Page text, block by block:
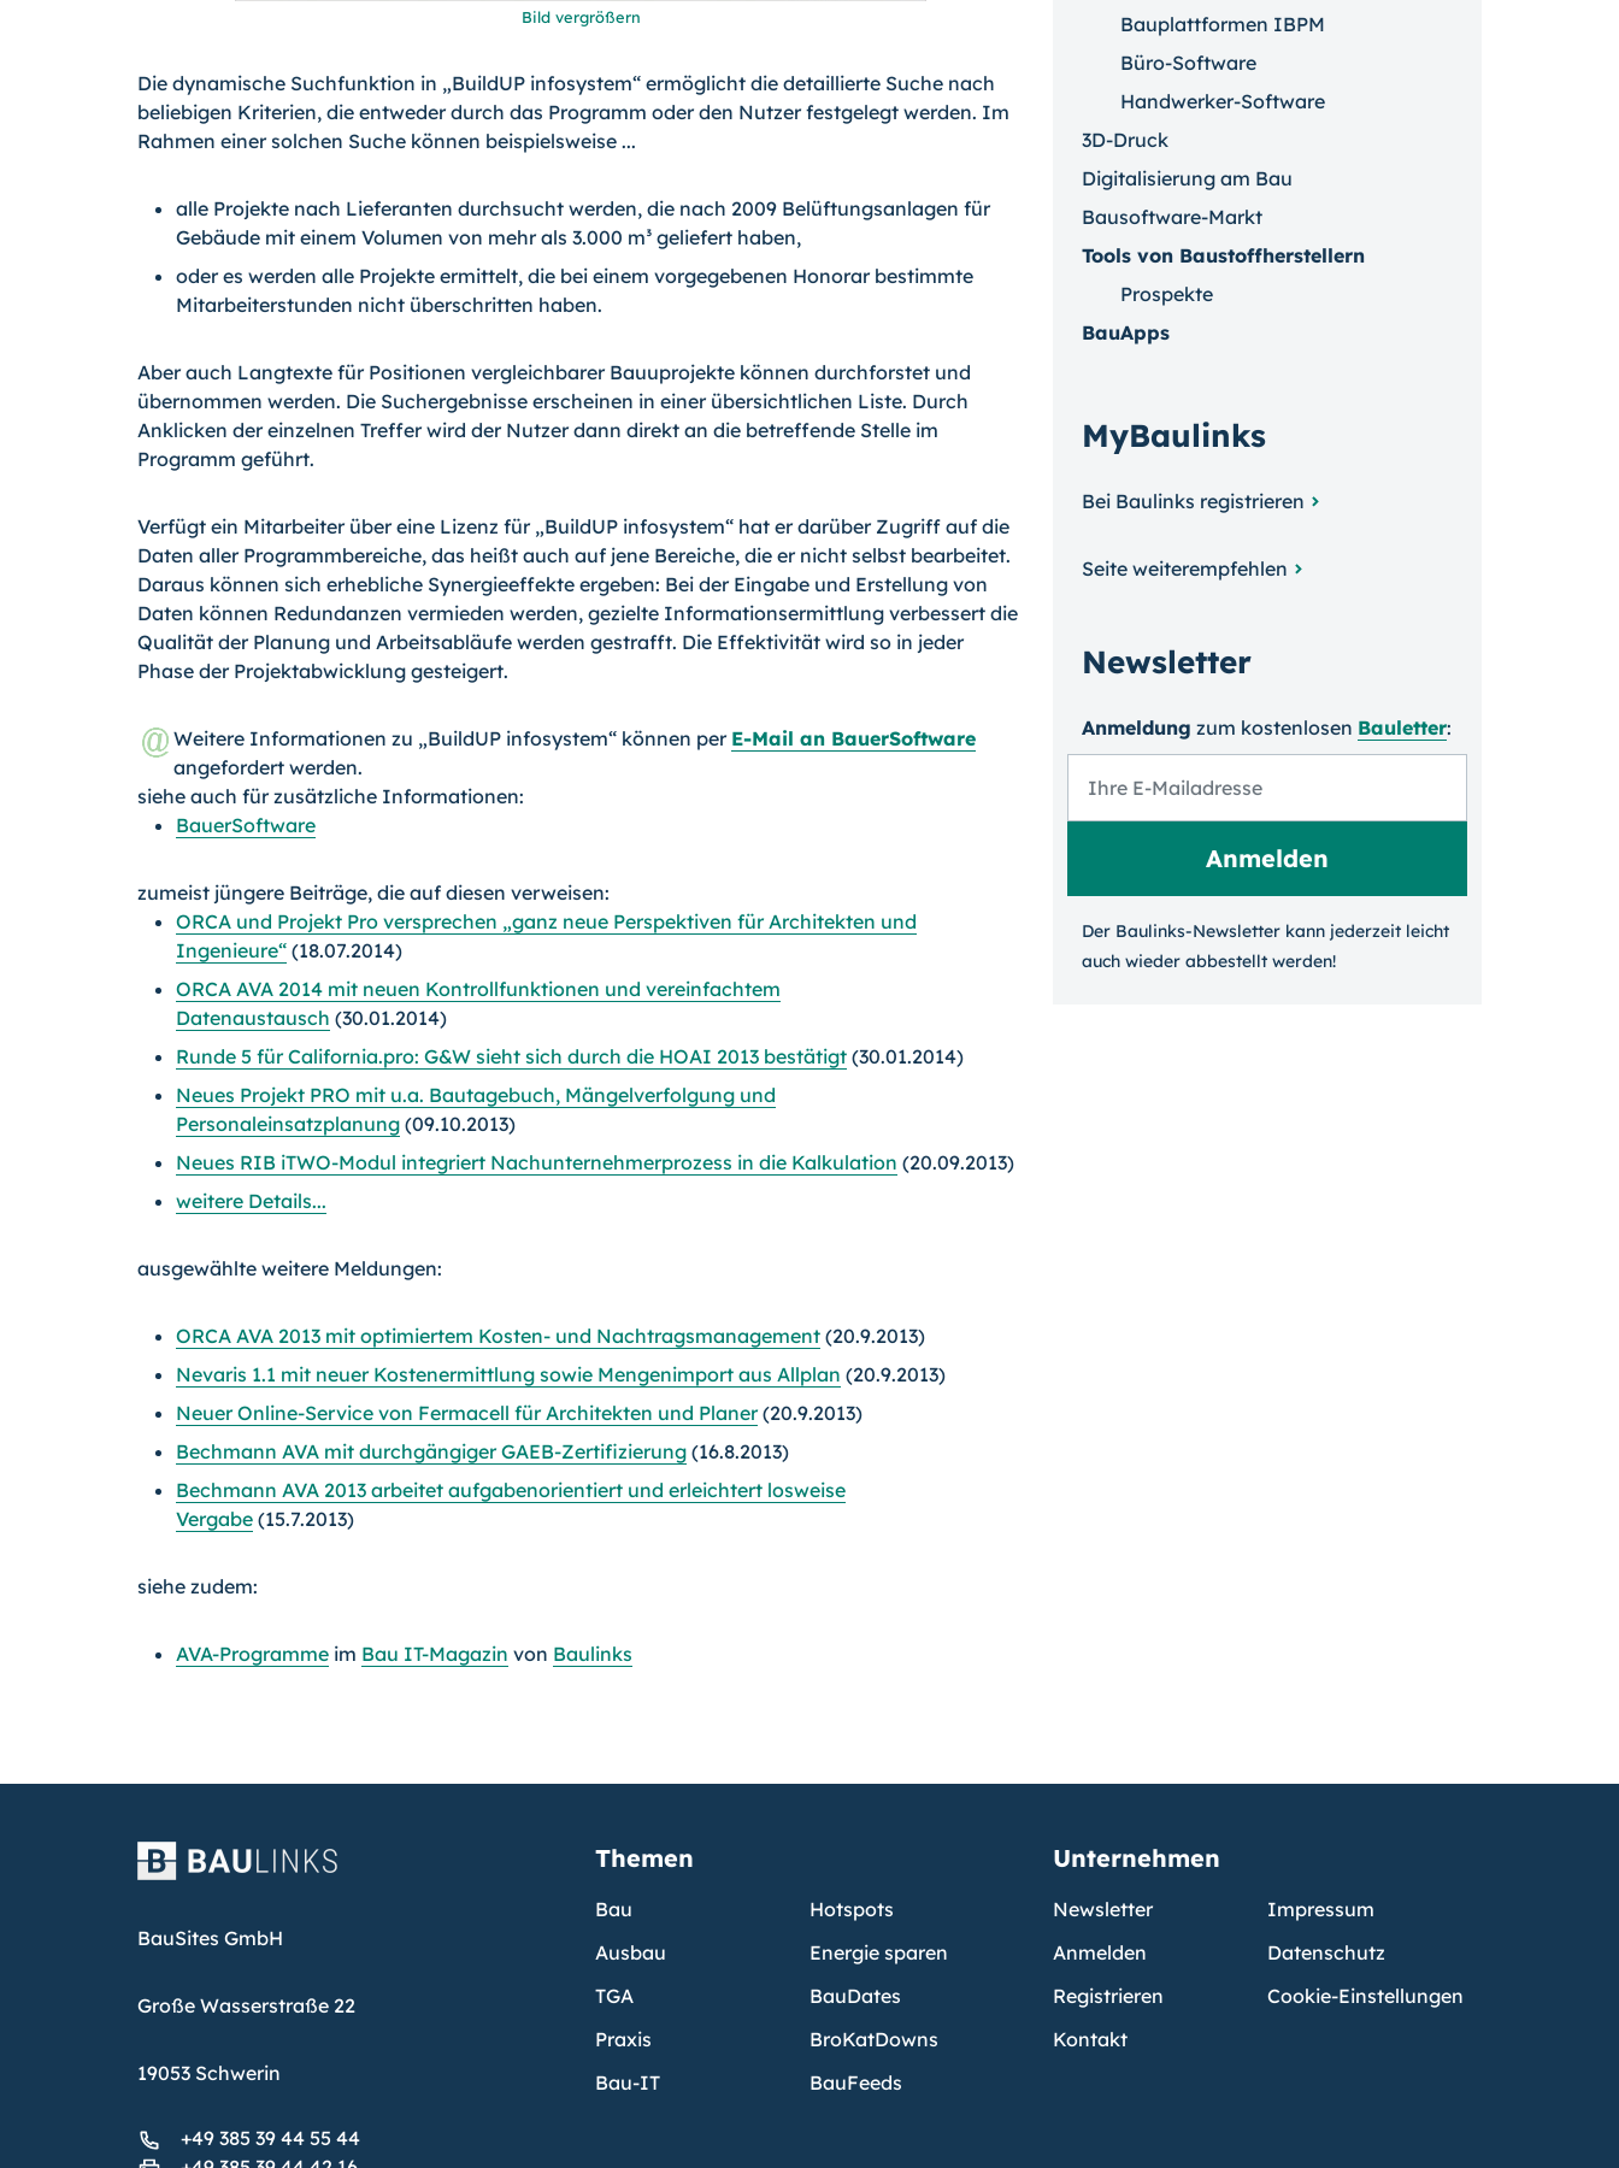
Bild vergrößern
Die dynamische Suchfunktion in „BuildUP infosystem“ ermöglicht die detaillierte Suche nach
beliebigen Kriterien, die entweder durch das Programm oder den Nutzer festge­legt werden. Im
Rahmen einer solchen Suche können beispielsweise ...
alle Projekte nach Lieferanten durchsucht werden, die nach 2009 Belüftungsan­lagen für
Gebäude mit einem Volumen von mehr als 3.000 m³ geliefert haben,
oder es werden alle Projekte ermittelt, die bei einem vorgegebenen Honorar be­stimmte
Mitarbeiterstunden nicht überschritten haben.
Aber auch Langtexte für Positionen vergleichbarer Bauuprojekte können durchforstet und
übernommen werden. Die Suchergebnisse erscheinen in einer übersichtlichen Lis­te. Durch
Anklicken der einzelnen Treffer wird der Nutzer dann direkt an die betreffen­de Stelle im
Programm geführt.
Verfügt ein Mitarbeiter über eine Lizenz für „BuildUP infosystem“ hat er darüber Zu­griff auf die
Daten aller Programmbereiche, das heißt auch auf jene Bereiche, die er nicht selbst bearbeitet.
Daraus können sich erhebliche Synergieeffekte ergeben: Bei der Eingabe und Erstellung von
Daten können Redundanzen vermieden werden, geziel­te Informationsermittlung verbessert die
Qualität der Planung und Arbeitsabläufe wer­den gestrafft. Die Effektivität wird so in jeder
Phase der Projektabwicklung gesteigert.
Weitere Informationen zu „BuildUP infosystem“ können per E-Mail an BauerSoftware
angefordert werden.
siehe auch für zusätzliche Informationen:
BauerSoftware
zumeist jüngere Beiträge, die auf diesen verweisen:
ORCA und Projekt Pro versprechen „ganz neue Perspektiven für Architekten und
Ingenieure“ (18.07.2014)
ORCA AVA 2014 mit neuen Kontrollfunktionen und vereinfachtem
Datenaustausch (30.01.2014)
Runde 5 für California.pro: G&W sieht sich durch die HOAI 2013 bestätigt (30.01.2014)
Neues Projekt PRO mit u.a. Bautagebuch, Mängelverfolgung und
Personaleinsatzplanung (09.10.2013)
Neues RIB iTWO-Modul integriert Nachunternehmerprozess in die Kalkulation (20.09.2013)
weitere Details...
ausgewählte weitere Meldungen:
ORCA AVA 2013 mit optimiertem Kosten- und Nachtragsmanagement (20.9.2013)
Nevaris 1.1 mit neuer Kostenermittlung sowie Mengenimport aus Allplan (20.9.2013)
Neuer Online-Service von Fermacell für Architekten und Planer(20.9.2013)
Bechmann AVA mit durchgängiger GAEB-Zertifizierung (16.8.2013)
Bechmann AVA 2013 arbeitet aufgabenorientiert und erleichtert losweise
Vergabe (15.7.2013)
siehe zudem:
AVA-Programme im Bau IT-Magazin von Baulinks
Bauplattformen IBPM
Büro-Software
Handwerker-Software
3D-Druck
Digitalisierung am Bau
Bausoftware-Markt
Tools von Baustoffherstellern
Prospekte
BauApps
MyBaulinks
Bei Baulinks registrieren
Seite weiterempfehlen
Newsletter
Anmeldung zum kosten­losen Bauletter:
Der Baulinks-Newsletter kann jeder­zeit leicht
auch wieder ab­bestellt werden!
BauSites GmbH
Große Wasserstraße 22
19053 Schwerin
+49 385 39 44 55 44
Themen
Bau
Ausbau
TGA
Praxis
Bau-IT
Hotspots
Energie sparen
BauDates
BroKatDowns
BauFeeds
Unternehmen
Newsletter
Anmelden
Registrieren
Kontakt
Impressum
Datenschutz
Cookie-Einstellungen